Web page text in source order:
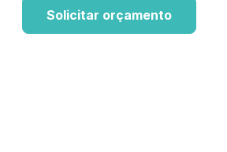
Solicitar orçamento